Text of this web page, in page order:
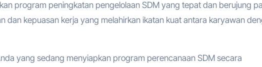
program peningkatan pengelolaan SDM yang tepat dan berujung
dan kepuasan kerja yang melahirkan ikatan kuat antara karyawan
yang sedang menyiapkan program perencanaan SDM secara